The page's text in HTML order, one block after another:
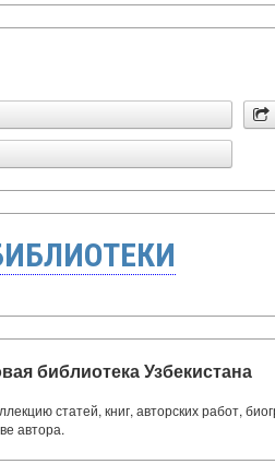
библиотека Узбекистана
статей, книг, авторских работ,
автора.